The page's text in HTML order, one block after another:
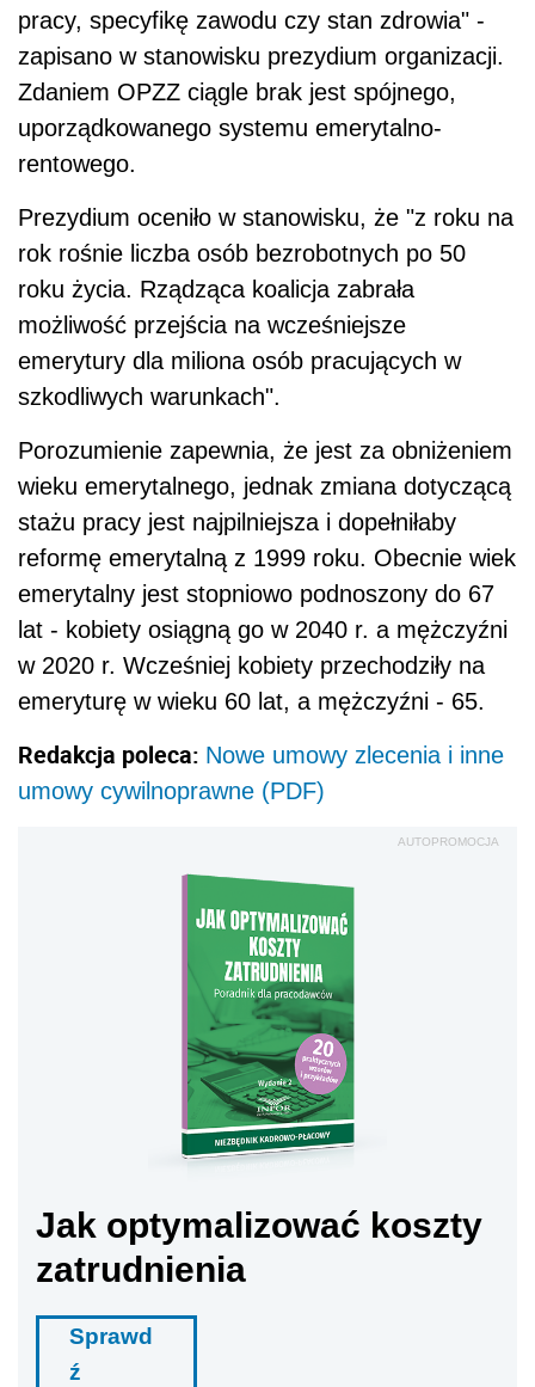
pracy, specyfikę zawodu czy stan zdrowia" -
zapisano w stanowisku prezydium organizacji.
Zdaniem OPZZ ciągle brak jest spójnego,
uporządkowanego systemu emerytalno-
rentowego.
Prezydium oceniło w stanowisku, że "z roku na
rok rośnie liczba osób bezrobotnych po 50
roku życia. Rządząca koalicja zabrała
możliwość przejścia na wcześniejsze
emerytury dla miliona osób pracujących w
szkodliwych warunkach".
Porozumienie zapewnia, że jest za obniżeniem
wieku emerytalnego, jednak zmiana dotyczącą
stażu pracy jest najpilniejsza i dopełniłaby
reformę emerytalną z 1999 roku. Obecnie wiek
emerytalny jest stopniowo podnoszony do 67
lat - kobiety osiągną go w 2040 r. a mężczyźni
w 2020 r. Wcześniej kobiety przechodziły na
emeryturę w wieku 60 lat, a mężczyźni - 65.
Redakcja poleca: Nowe umowy zlecenia i inne
umowy cywilnoprawne (PDF)
AUTOPROMOCJA
Jak optymalizować koszty
zatrudnienia
Sprawd
ź